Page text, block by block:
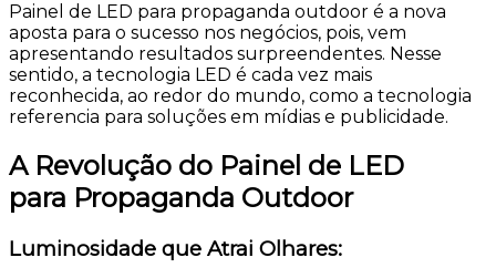
Painel de LED para propaganda outdoor é a nova
aposta para o sucesso nos negócios, pois, vem
apresentando resultados surpreendentes. Nesse
sentido, a tecnologia LED é cada vez mais
reconhecida, ao redor do mundo, como a tecnologia
referencia para soluções em mídias e publicidade.
A Revolução do Painel de LED
para Propaganda Outdoor
Luminosidade que Atrai Olhares: